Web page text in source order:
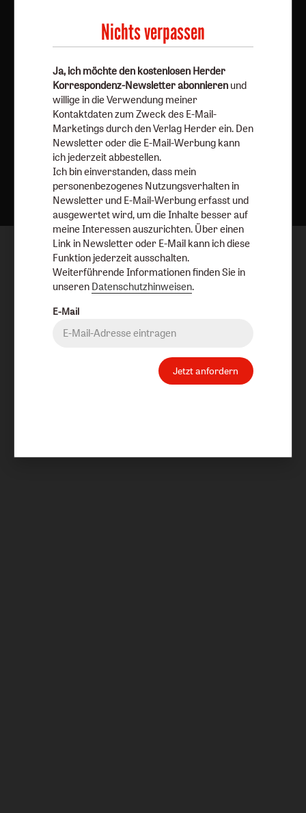
Nach oben
Nichts verpassen
Ja, ich möchte den kostenlosen Herder
Korrespondenz-Newsletter abonnieren und
willige in die Verwendung meiner
Kontaktdaten zum Zweck des E-Mail-
Marketings durch den Verlag Herder ein. Den
Newsletter oder die E-Mail-Werbung kann
ich jederzeit abbestellen.
Ich bin einverstanden, dass mein
personenbezogenes Nutzungsverhalten in
Newsletter und E-Mail-Werbung erfasst und
ausgewertet wird, um die Inhalte besser auf
meine Interessen auszurichten. Über einen
Link in Newsletter oder E-Mail kann ich diese
Funktion jederzeit ausschalten.
Weiterführende Informationen finden Sie in
unseren Datenschutzhinweisen.
E-Mail
Jetzt anfordern